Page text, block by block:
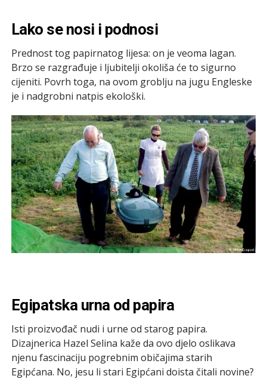
Lako se nosi i podnosi
Prednost tog papirnatog lijesa: on je veoma lagan.
Brzo se razgrađuje i ljubitelji okoliša će to sigurno
cijeniti. Povrh toga, na ovom groblju na jugu Engleske
je i nadgrobni natpis ekološki.
Egipatska urna od papira
Isti proizvođač nudi i urne od starog papira.
Dizajnerica Hazel Selina kaže da ovo djelo oslikava
njenu fascinaciju pogrebnim običajima starih
Egipćana. No, jesu li stari Egipćani doista čitali novine?